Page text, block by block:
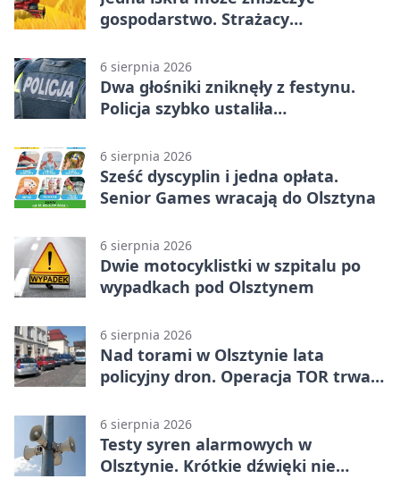
gospodarstwo. Strażacy
6 sierpnia 2026
Dwa głośniki zniknęły z festynu.
Policja szybko ustaliła
6 sierpnia 2026
Sześć dyscyplin i jedna opłata.
Senior Games wracają do Olsztyna
6 sierpnia 2026
Dwie motocyklistki w szpitalu po
wypadkach pod Olsztynem
6 sierpnia 2026
Nad torami w Olsztynie lata
policyjny dron. Operacja TOR trwa
6 sierpnia 2026
Testy syren alarmowych w
Olsztynie. Krótkie dźwięki nie